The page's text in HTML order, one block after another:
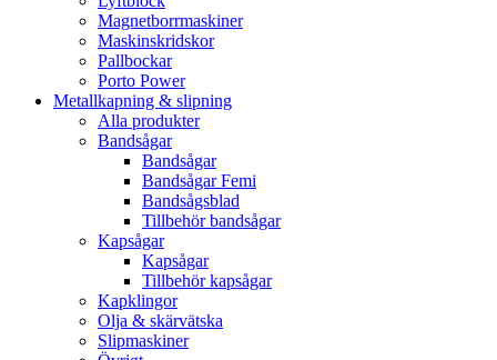
Magnetborrmaskiner
Maskinskridskor
Pallbockar
Porto Power
Metallkapning & slipning
Alla produkter
Bandsågar
Bandsågar
Bandsågar Femi
Bandsågsblad
Tillbehör bandsågar
Kapsågar
Kapsågar
Tillbehör kapsågar
Kapklingor
Olja & skärvätska
Slipmaskiner